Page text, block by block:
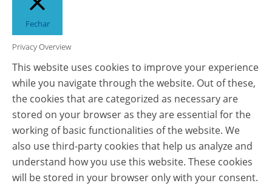
Fechar
Privacy Overview
This website uses cookies to improve your experience
while you navigate through the website. Out of these,
the cookies that are categorized as necessary are
stored on your browser as they are essential for the
working of basic functionalities of the website. We
also use third-party cookies that help us analyze and
understand how you use this website. These cookies
will be stored in your browser only with your consent.